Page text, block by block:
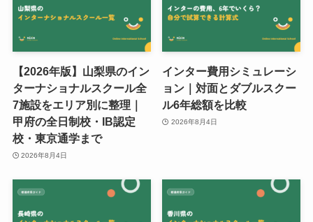
【2026年版】山梨県のイン
ターナショナルスクール全
7施設をエリア別に整理｜
甲府の全日制校・IB認定
校・東京通学まで
2026年8月4日
インター費用シミュレーシ
ョン｜対面とダブルスクー
ル6年総額を比較
2026年8月4日